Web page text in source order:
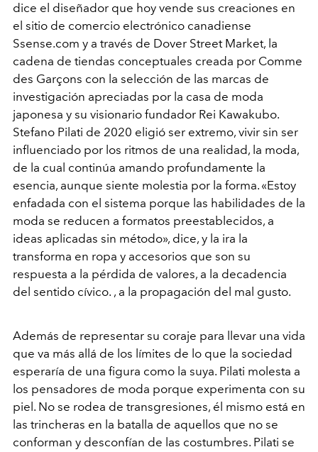
dice el diseñador que hoy vende sus creaciones en
el sitio de comercio electrónico canadiense
Ssense.com y a través de Dover Street Market, la
cadena de tiendas conceptuales creada por Comme
des Garçons con la selección de las marcas de
investigación apreciadas por la casa de moda
japonesa y su visionario fundador Rei Kawakubo.
Stefano Pilati de 2020 eligió ser extremo, vivir sin ser
influenciado por los ritmos de una realidad, la moda,
de la cual continúa amando profundamente la
esencia, aunque siente molestia por la forma. «Estoy
enfadada con el sistema porque las habilidades de la
moda se reducen a formatos preestablecidos, a
ideas aplicadas sin método», dice, y la ira la
transforma en ropa y accesorios que son su
respuesta a la pérdida de valores, a la decadencia
del sentido cívico. , a la propagación del mal gusto.
Además de representar su coraje para llevar una vida
que va más allá de los límites de lo que la sociedad
esperaría de una figura como la suya. Pilati molesta a
los pensadores de moda porque experimenta con su
piel. No se rodea de transgresiones, él mismo está en
las trincheras en la batalla de aquellos que no se
conforman y desconfían de las costumbres. Pilati se